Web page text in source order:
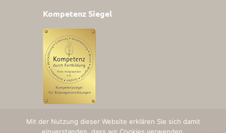
Kompetenz Siegel
Mit der Nutzung dieser Website erklären Sie sich damit